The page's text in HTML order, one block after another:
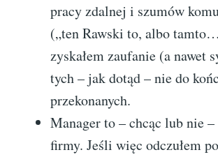
pracy zdalnej i szumów
(„ten Rawski to, albo
zyskałem zaufanie (a nawet
tych – jak dotąd – nie do
przekonanych.
Manager to – chcąc lub nie
firmy. Jeśli więc odczułem